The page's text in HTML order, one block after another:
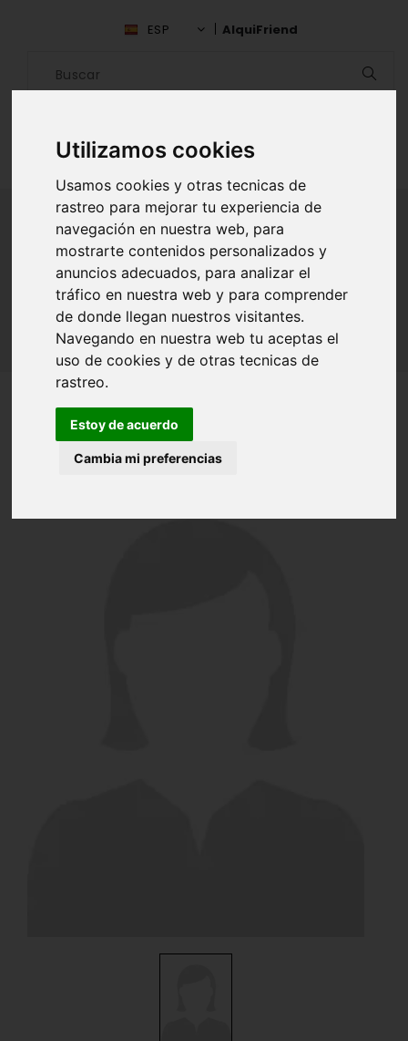
Utilizamos cookies
Usamos cookies y otras tecnicas de
rastreo para mejorar tu experiencia de
navegación en nuestra web, para
mostrarte contenidos personalizados y
anuncios adecuados, para analizar el
tráfico en nuestra web y para comprender
de donde llegan nuestros visitantes.
Navegando en nuestra web tu aceptas el
uso de cookies y de otras tecnicas de
rastreo.
Estoy de acuerdo
Cambia mi preferencias
ESP AlquiFriend
ALQUILAR AMIGO
Inicio Amigos Bolívar Litia De Avila